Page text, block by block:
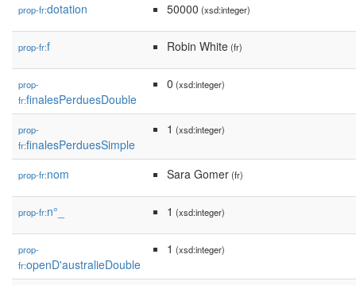
prop-fr:dotation 50000 (xsd:integer)
prop-fr:f Robin White(fr)
prop-
fr:finalesPerduesDouble
0 (xsd:integer)
prop-
fr:finalesPerduesSimple
1 (xsd:integer)
prop-fr:nom Sara Gomer(fr)
prop-fr:n°_ 1 (xsd:integer)
prop-
fr:openD'australieDouble
1 (xsd:integer)